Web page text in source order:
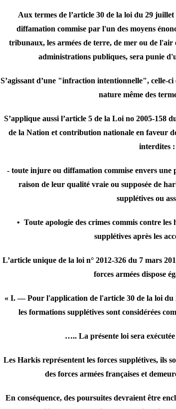
Aux termes de l’article 30 de la loi du 29
diffamation commise par l'un des moyens
tribunaux, les armées de terre, de mer ou de l'air
administrations publiques, sera punie
S’agissant d’une "infraction intentionnelle", celle-
nature même des
S’applique aussi l’article 5 de la Loi no 2005-158
de la Nation et contribution nationale en faveur
interdites :
- toute injure ou diffamation commise envers une
raison de leur qualité vraie ou supposée de
supplétives ou
• Toute apologie des crimes commis contre
supplétives après les
L’article unique de la loi n° 2012-326 du 7 mars
forces armées dispose
« I. ― Pour l'application de l'article 30 de la loi du
les formations supplétives sont considérées
….. La présente loi sera
Les Harkis représentent les forces supplétives, ils
des forces armées françaises et
En conséquence, des poursuites devraient être